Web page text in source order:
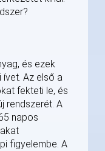
és ezek
Az első a
fekteti le, és
rendszerét. A
napos
figyelembe. A